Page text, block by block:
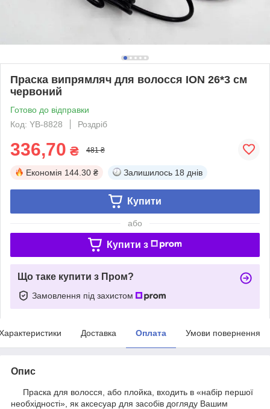
Праска випрямляч для волосся ION 26*3 см
червоний
Готово до відправки
Код: YB-8828
Роздріб
336,70 ₴ 481 ₴
Економія 144.30 ₴ Залишилось 18 днів
Купити
або
Купити з
Що таке купити з Пром?
Замовлення під захистом
Доставка Оплата Умови повернення
Опис
Праска для волосся, або плойка, входить в «набір першої
необхідності», як аксесуар для засобів догляду Вашим